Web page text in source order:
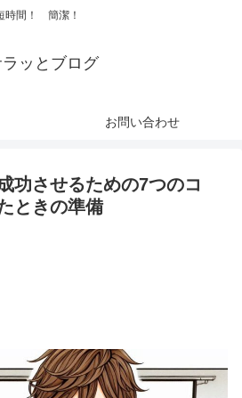
時間！ 簡潔！
ッとブログ
お問い合わせ
功させるための7つのコ
ときの準備